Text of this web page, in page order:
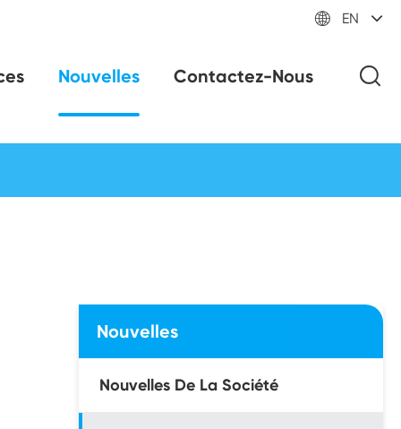
 EN
Nouvelles Contactez-Nous
Nouvelles
Nouvelles De La Société